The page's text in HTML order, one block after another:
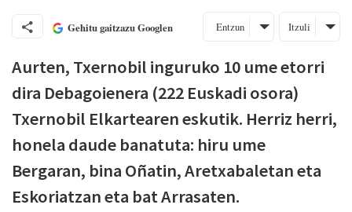
Gehitu gaitzazu Googlen Entzun Itzuli
Aurten, Txernobil inguruko 10 ume etorri
dira Debagoienera (222 Euskadi osora)
Txernobil Elkartearen eskutik. Herriz herri,
honela daude banatuta: hiru ume
Bergaran, bina Oñatin, Aretxabaletan eta
Eskoriatzan eta bat Arrasaten.